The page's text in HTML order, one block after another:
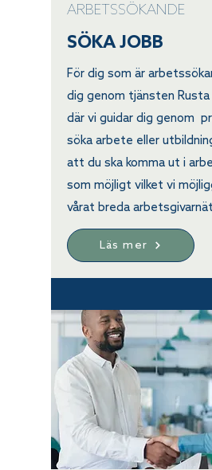
ARBETSSÖKANDE
SÖKA JOBB
För dig som är
dig genom tjänsten
där vi guidar dig genom
söka arbete eller
att du ska komma ut i
som möjligt vilket vi
vårat breda
Läs mer